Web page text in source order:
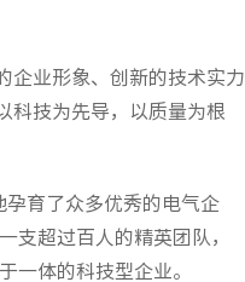
企业形象、创新的技术实力
科技为先导，以质量为根
育了众多优秀的电气企
支超过百人的精英团队，
一体的科技型企业。